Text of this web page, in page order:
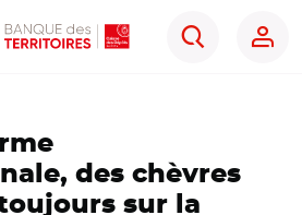
Rechercher
des chèvres
sur la